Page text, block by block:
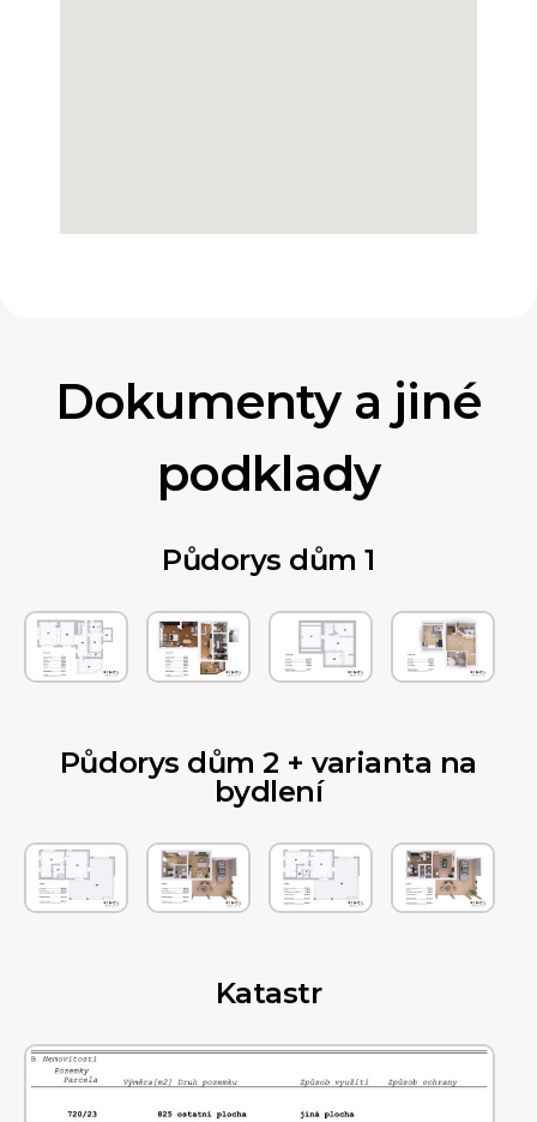
Dokumenty a jiné
podklady
Půdorys dům 1
Půdorys dům 2 + varianta na
bydlení
Katastr